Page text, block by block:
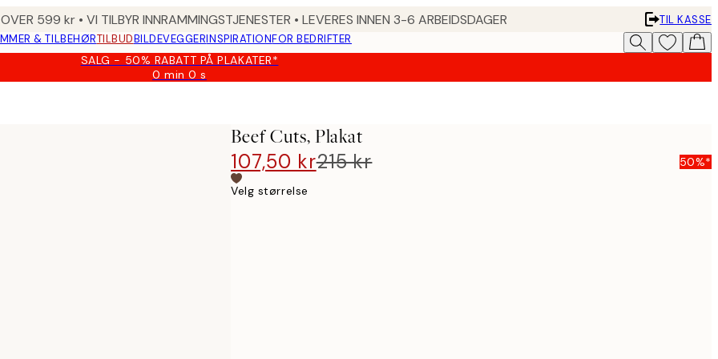
599 kr • VI TILBYR INNRAMMINGSTJENESTER • LEVERES INNEN 3-6 ARBEIDSDAGER
TIL KASSE
& TILBEHØRTILBUDBILDEVEGGERINSPIRATIONFOR BEDRIFTER
SALG - 50% RABATT PÅ PLAKATER*
0 min0 s
Gyldig
Beef Cuts, Plakat
107,50 kr215 kr 50%*
Velg størrelse